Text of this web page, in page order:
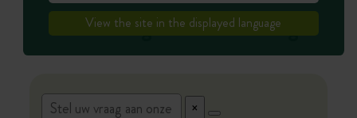
Heeft u nog een andere vraag?
View the site in the displayed language